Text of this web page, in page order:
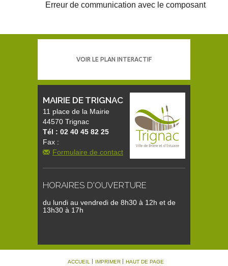
Erreur de communication avec le composant
VOIR LE PLAN INTERACTIF
MAIRIE DE TRIGNAC
11 place de la Mairie
44570 Trignac
Tél : 02 40 45 82 25
Fax :
Formulaire de contact
HORAIRES D'OUVERTURE
du lundi au vendredi de 8h30 à 12h et de
13h30 à 17h
ACCUEIL IMPRIMER HAUT DE PAGE